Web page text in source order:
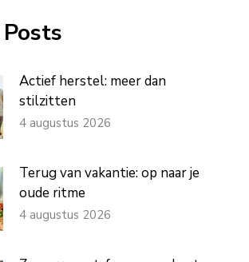
Actief herstel: meer dan
stilzitten
4 augustus 2026
Terug van vakantie: op naar je
oude ritme
4 augustus 2026